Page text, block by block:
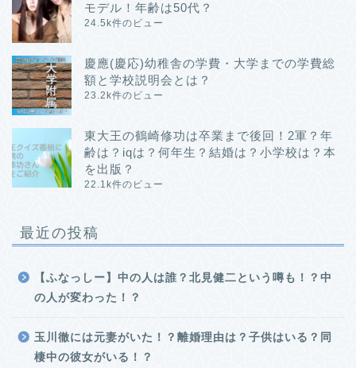
モデル！年齢は50代？
24.5k件のビュー
慶應(慶応)幼稚舎の学費・大学までの学費総
額と学校説明会とは？
23.2k件のビュー
東大王の鶴崎修功は卒業まで後回！2軍？年
齢は？iqは？何年生？結婚は？小学校は？本
を出版？
22.1k件のビュー
最近の投稿
【ふなっしー】中の人は誰？北見健二という噂も！？中
の人が変わった！？
玉川徹には元妻がいた！？離婚理由は？子供はいる？同
棲中の彼女がいる！？